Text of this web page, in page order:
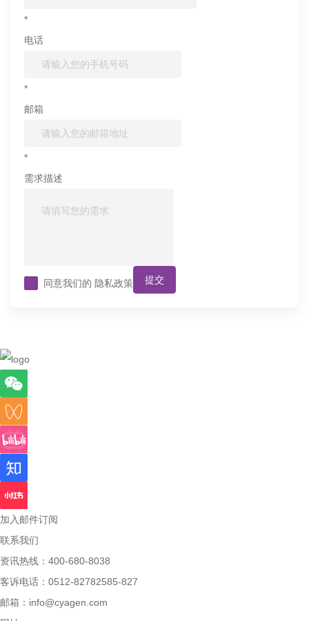
*
电话
*
邮箱
*
需求描述
同意我们的 隐私政策 提交
加入邮件订阅
联系我们
资讯热线：400-680-8038
客诉电话：0512-82782585-827
邮箱： info@cyagen.com